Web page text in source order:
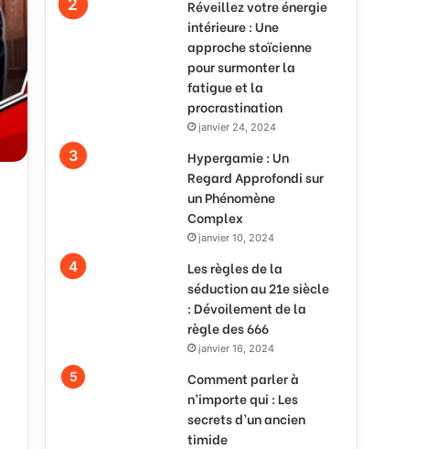
Réveillez votre énergie
intérieure : Une
approche stoïcienne
pour surmonter la
fatigue et la
procrastination
janvier 24, 2024
Hypergamie : Un
Regard Approfondi sur
un Phénomène
Complex
janvier 10, 2024
Les règles de la
séduction au 21e siècle
: Dévoilement de la
règle des 666
janvier 16, 2024
Comment parler à
n’importe qui : Les
secrets d’un ancien
timide